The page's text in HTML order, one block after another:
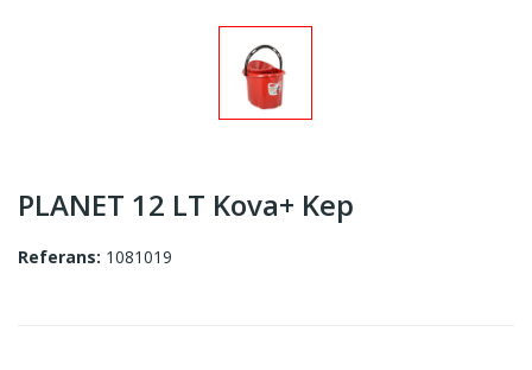
PLANET 12 LT Kova+ Kep
Referans: 1081019